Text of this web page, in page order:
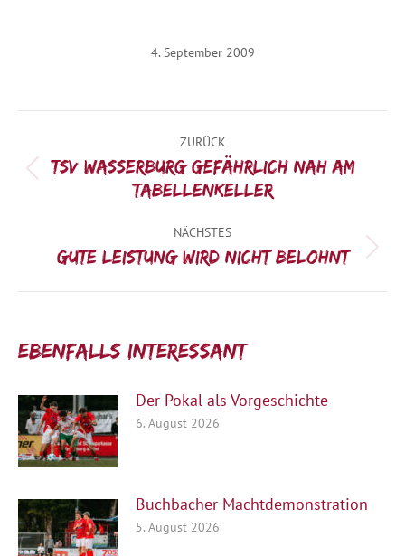
4. September 2009
ZURÜCK
Vorheriger
Beitrag:
TSV Wasserburg gefährlich nah am
Tabellenkeller
NÄCHSTES
Nächster
Gute Leistung wird nicht belohnt
Ebenfalls interessant:
Der Pokal als Vorgeschichte
6. August 2026
Buchbacher Machtdemonstration
5. August 2026